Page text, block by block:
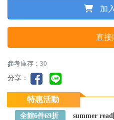
加
直接
參考庫存：30
分享：
特惠活動
全館6件69折 summer read閱